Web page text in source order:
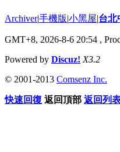
Archiver|手機版|小黑屋|台北
GMT+8, 2026-8-6 20:54 ,
Powered by Discuz! X3.2
© 2001-2013 Comsenz Inc.
快速回復 返回頂部 返回列